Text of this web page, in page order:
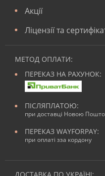
Акції
Ліцензії та
МЕТОД ОПЛАТИ:
ПЕРЕКАЗ НА РАХУНОК:
ПІСЛЯПЛАТОЮ:
при доставці Новою
ПЕРЕКАЗ WAYFORPAY:
при оплаті зза кордону
ДОСТАВКА ПО УКРАЇНІ: